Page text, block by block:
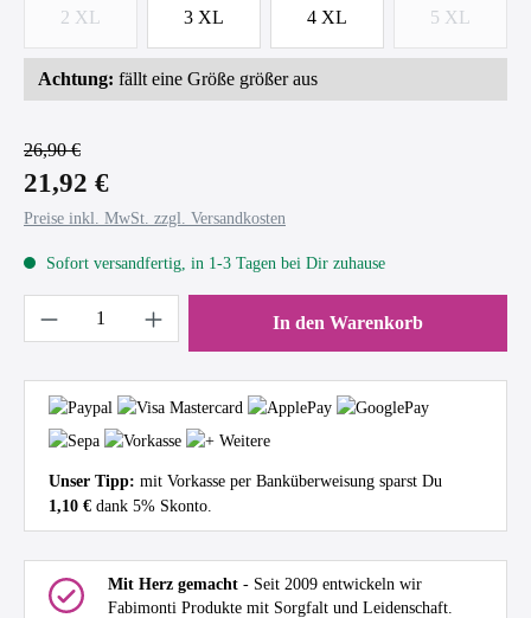
2 XL 3 XL 4 XL 5 XL
Achtung: fällt eine Größe größer aus
26,90 €
21,92 €
Preise inkl. MwSt. zzgl. Versandkosten
Sofort versandfertig, in 1-3 Tagen bei Dir zuhause
Produkt Anzahl: Gib den gewünschten Wert
In den Warenkorb
Unser Tipp: mit Vorkasse per Banküberweisung sparst Du
1,10 € dank 5% Skonto.
Mit Herz gemacht - Seit 2009 entwickeln wir
Fabimonti Produkte mit Sorgfalt und Leidenschaft.